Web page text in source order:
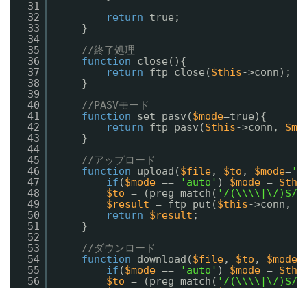
31
32
33
34
35
36
37
38
39
40
41
42
43
44
45
46
47
48
49
50
51
52
53
54
55
56
return
true;
}
//終了処理
function
close(){
return
ftp_close($this->conn);
}
//PASVモード
function
set_pasv($mode=true){
return
ftp_pasv($this->conn,
}
//アップロード
function
upload($file, $to , $mode=
if ($mode == 'auto' ) $mode =
$to = (preg_match( '/(\\\\|\/)$/'
$result = ftp_put($this->conn,
return
$result ;
}
//ダウンロード
function
download($file, $to , $mode
if ($mode == 'auto' ) $mode =
$to = (preg_match( '/(\\\\|\/)$/'